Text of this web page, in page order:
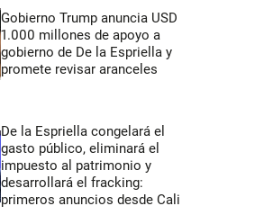
Gobierno Trump anuncia USD
1.000 millones de apoyo a
gobierno de De la Espriella y
promete revisar aranceles
De la Espriella congelará el
gasto público, eliminará el
impuesto al patrimonio y
desarrollará el fracking:
primeros anuncios desde Cali